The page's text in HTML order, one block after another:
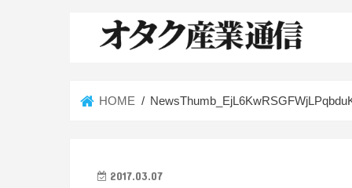
HOME
2017.03.07